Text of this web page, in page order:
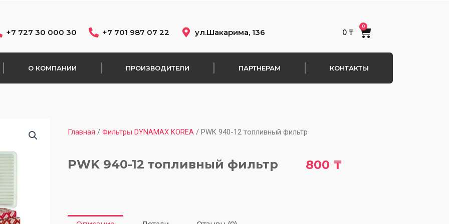
+7 727 30 000 30 +7 701 987 07 22 ул.Шакарима, 136 0 ₸
0 Cart
О КОМПАНИИ ПРОИЗВОДИТЕЛИ ПАРТНЕРАМ КОНТАКТЫ
Главная / Фильтры DYNAMAX KOREA / PWK 940-12 топливный фильтр
PWK 940-12 топливный фильтр 800 ₸